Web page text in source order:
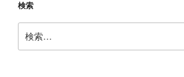
検索
索: